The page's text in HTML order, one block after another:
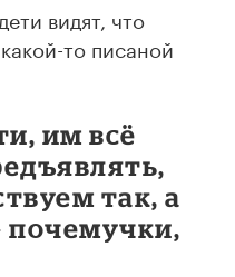
видят, что
то писаной
им всё
так, а
почемучки,